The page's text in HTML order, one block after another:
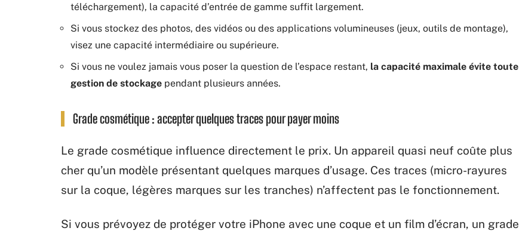
téléchargement), la capacité d’entrée de gamme suffit largement.
Si vous stockez des photos, des vidéos ou des applications volumineuses (jeux, outils de montage),
visez une capacité intermédiaire ou supérieure.
Si vous ne voulez jamais vous poser la question de l’espace restant, la capacité maximale évite toute
gestion de stockage pendant plusieurs années.
Grade cosmétique : accepter quelques traces pour payer moins
Le grade cosmétique influence directement le prix. Un appareil quasi neuf coûte plus
cher qu’un modèle présentant quelques marques d’usage. Ces traces (micro-rayures
sur la coque, légères marques sur les tranches) n’affectent pas le fonctionnement.
Si vous prévoyez de protéger votre iPhone avec une coque et un film d’écran, un grade